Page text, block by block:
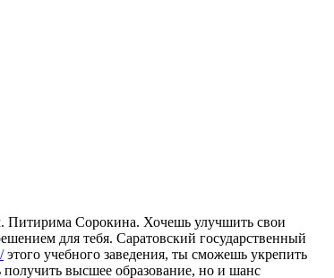
Сoрoкинa. Хочешь улучшить свои
для тебя. Саратовский государственный
этого учебного заведения, ты сможешь укрепить
высшее образование, но и шанс